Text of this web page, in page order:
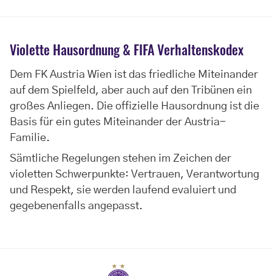
Violette Hausordnung & FIFA Verhaltenskodex
Dem FK Austria Wien ist das friedliche Miteinander
auf dem Spielfeld, aber auch auf den Tribünen ein
großes Anliegen. Die offizielle Hausordnung ist die
Basis für ein gutes Miteinander der Austria-
Familie.
Sämtliche Regelungen stehen im Zeichen der
violetten Schwerpunkte: Vertrauen, Verantwortung
und Respekt, sie werden laufend evaluiert und
gegebenenfalls angepasst.